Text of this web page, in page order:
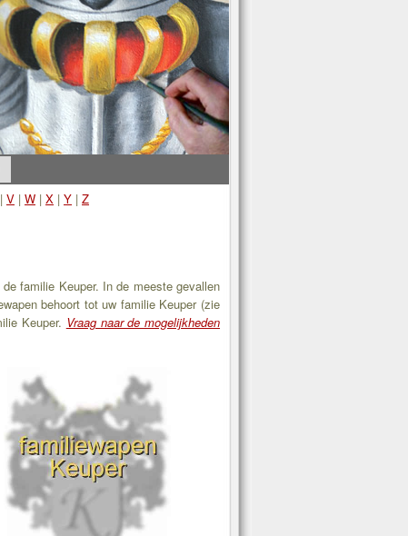
| V | W | X | Y | Z
familie Keuper. In de meeste gevallen
behoort tot uw familie Keuper (zie
Keuper. Vraag naar de mogelijkheden